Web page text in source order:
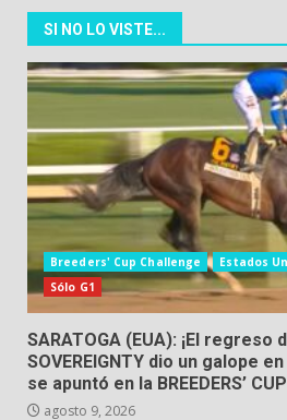
SI NO LO VISTE...
Breeders' Cup Challenge Estados
Sólo G1
SARATOGA (EUA): ¡El regreso
SOVEREIGNTY dio un galope
se apuntó en la BREEDERS’
agosto 9, 2026